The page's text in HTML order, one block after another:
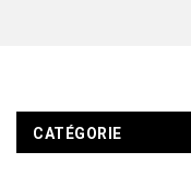
CATÉGORIE